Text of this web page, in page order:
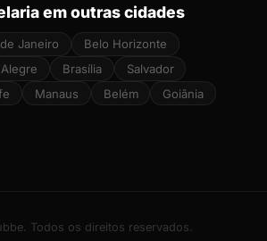
em outras cidades
Janeiro
Belo Horizonte
Brasília
Salvador
Manaus Belém Goiânia
Todos os direitos reservados.